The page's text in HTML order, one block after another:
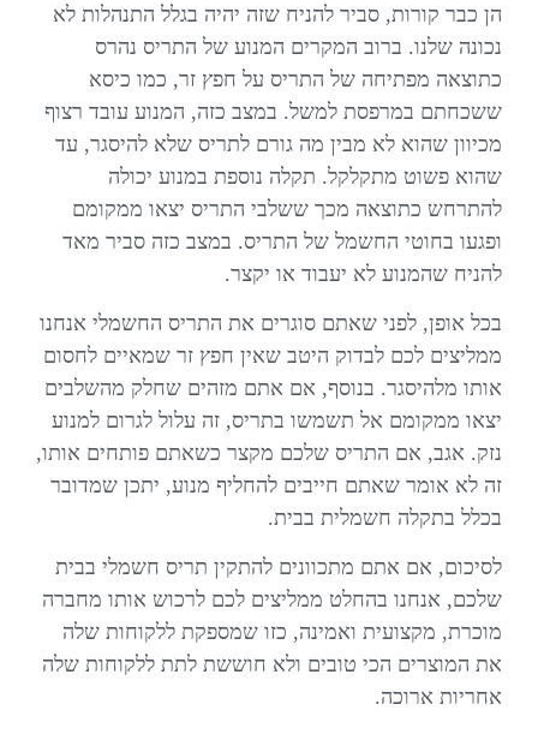
הן כבר קורות, סביר להניח שזה יהיה בגלל התנהלות לא
נכונה שלנו. ברוב המקרים המנוע של התריס נהרס
כתוצאה מפתיחה של התריס על חפץ זר, כמו כיסא
ששכחתם במרפסת למשל. במצב כזה, המנוע עובד רצוף
מכיוון שהוא לא מבין מה גורם לתריס שלא להיסגר, עד
שהוא פשוט מתקלקל. תקלה נוספת במנוע יכולה
להתרחש כתוצאה מכך ששלבי התריס יצאו ממקומם
ופגעו בחוטי החשמל של התריס. במצב כזה סביר מאד
להניח שהמנוע לא יעבוד או יקצר.
בכל אופן, לפני שאתם סוגרים את התריס החשמלי אנחנו
ממליצים לכם לבדוק היטב שאין חפץ זר שמאיים לחסום
אותו מלהיסגר. בנוסף, אם אתם מזהים שחלק מהשלבים
יצאו ממקומם אל תשמשו בתריס, זה עלול לגרום למנוע
נזק. אגב, אם התריס שלכם מקצר כשאתם פותחים אותו,
זה לא אומר שאתם חייבים להחליף מנוע, יתכן שמדובר
בכלל בתקלה חשמלית בבית.
לסיכום, אם אתם מתכוונים להתקין תריס חשמלי בבית
שלכם, אנחנו בהחלט ממליצים לכם לרכוש אותו מחברה
מוכרת, מקצועית ואמינה, כזו שמספקת ללקוחות שלה
את המוצרים הכי טובים ולא חוששת לתת ללקוחות שלה
אחריות ארוכה.